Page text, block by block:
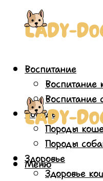
Воспитание
Воспитание
Воспитание
Породы
Породы
Породы
Здоровье
Здоровье
Меню